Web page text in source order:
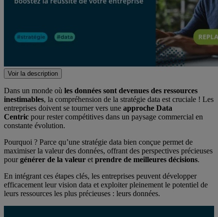
Voir la description
Dans un monde où les données sont devenues des ressources
inestimables, la compréhension de la stratégie data est cruciale ! Les
entreprises doivent se tourner vers une approche Data
Centric pour rester compétitives dans un paysage commercial en
constante évolution.
Pourquoi ? Parce qu’une stratégie data bien conçue permet de
maximiser la valeur des données, offrant des perspectives précieuses
pourgénérer de la valeur et prendre de meilleures décisions.
En intégrant ces étapes clés, les entreprises peuvent développer
efficacement leur vision data et exploiter pleinement le potentiel de
leurs ressources les plus précieuses : leurs données.